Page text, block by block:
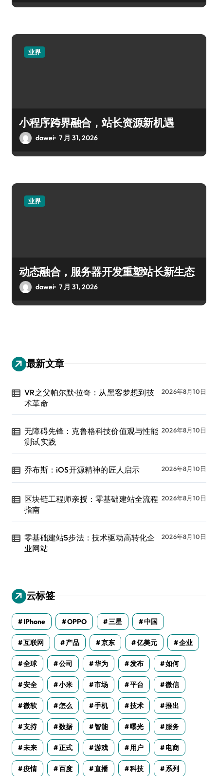
业界
小程序跨界融合，站长资源新机遇
dawei 7 月 31, 2026
业界
动态融合，服务器开发重塑站长新生态
dawei 7 月 31, 2026
最新文章
VR之父帕尔默·拉奇：从黑客梦想到技
术革命
2026年8月10日
无障碍先锋：克鲁格科技价值观与性能
测试实践
2026年8月10日
乔布斯：iOS开源精神的匠人启示 2026年8月10日
区块链工程师亲授：零基础建站全流程
指南
2026年8月10日
零基础建站5步法：技术驱动高转化企
业网站
2026年8月10日
云标签
IPhone OPPO 三星 中国
互联网 产品 京东 亿美元 企业
全球 公司 华为 发布 如何
安全 小米 市场 平台 微信
微软 怎么 手机 技术 推出
支持 数据 智能 曝光 服务
未来 正式 游戏 用户 电商
疫情 百度 直播 科技 系列